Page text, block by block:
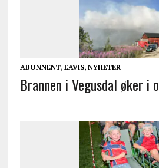
ABONNENT, EAVIS, NYHETER
Brannen i Vegusdal øker i